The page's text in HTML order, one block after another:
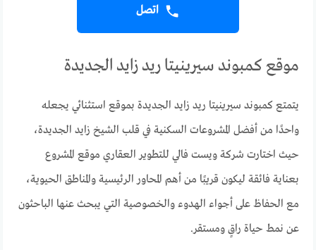
اتصل
موقع كمبوند سيرينيتا ريد زايد الجديدة
يتمتع كمبوند سيرينيتا ريد زايد الجديدة بموقع استثنائي يجعله
واحدًا من أفضل المشروعات السكنية في قلب الشيخ زايد الجديدة،
حيث اختارت شركة ويست فالي للتطوير العقاري موقع المشروع
بعناية فائقة ليكون قريبًا من أهم المحاور الرئيسية والمناطق الحيوية،
مع الحفاظ على أجواء الهدوء والخصوصية التي يبحث عنها الباحثون
عن نمط حياة راقٍ ومستقر.